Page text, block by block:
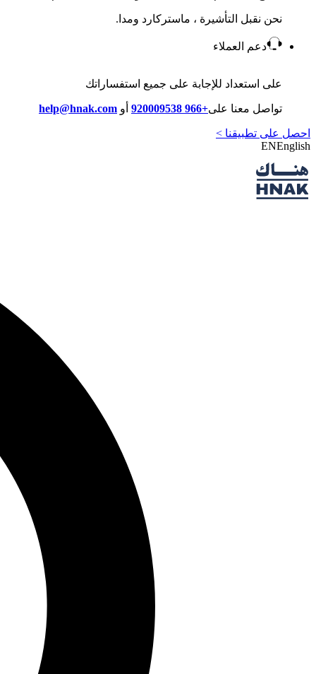
نحن نقبل التأشيرة ، ماستركارد ومدا.
دعم العملاء
على استعداد للإجابة على جميع استفساراتك
تواصل معنا على+966 920009538 أو help@hnak.com
احصل على تطبيقنا >
ENEnglish